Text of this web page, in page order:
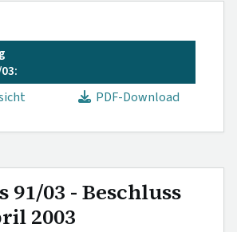
PDF-Download
91/03 - Beschluss
2003